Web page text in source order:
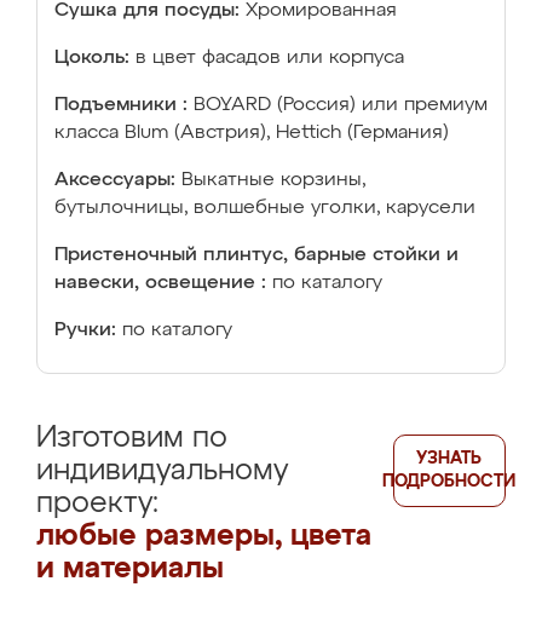
Сушка для посуды: Хромированная
Цоколь: в цвет фасадов или корпуса
Подъемники : BOYARD (Россия) или премиум
класса Blum (Австрия), Hettich (Германия)
Аксессуары: Выкатные корзины,
бутылочницы, волшебные уголки, карусели
Пристеночный плинтус, барные стойки и
навески, освещение : по каталогу
Ручки: по каталогу
Изготовим по
индивидуальному
проекту:
любые размеры, цвета
и материалы
УЗНАТЬ
ПОДРОБНОСТИ